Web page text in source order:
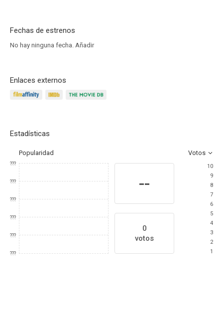
Fechas de estrenos
No hay ninguna fecha. Añadir
Enlaces externos
Estadísticas
Popularidad Votos
???
???
???
???
???
???
--
0
votos
10
9
8
7
6
5
4
3
2
1